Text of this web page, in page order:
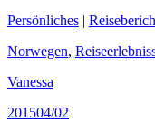
Persönliches |
Norwegen,
Vanessa
201504/02